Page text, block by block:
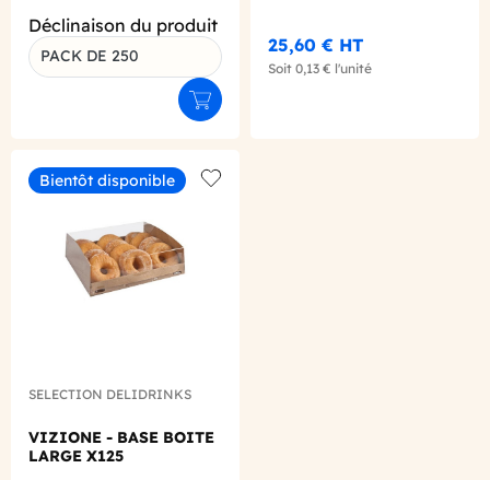
Déclinaison du produit
PACK DE 250
Ajouter au panier
25,60 € HT
Soit 0,13 € l'unité
Bientôt disponible
SELECTION DELIDRINKS
VIZIONE - BASE BOITE
LARGE X125